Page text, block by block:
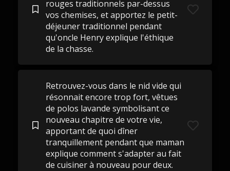
rouges traditionnels par-dessus
vos chemises, et apportez le petit-
déjeuner traditionnel pendant
qu'oncle Henry explique l'éthique
de la chasse.
Retrouvez-vous dans le nid vide qui
résonnait encore trop fort, vêtues
de polos lavande symbolisant ce
nouveau chapitre de votre vie,
apportant de quoi dîner
tranquillement pendant que maman
explique comment s'adapter au fait
de cuisiner à nouveau pour deux.